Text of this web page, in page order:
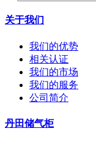
关于我们
我们的优势
相关认证
我们的市场
我们的服务
公司简介
丹田储气柜